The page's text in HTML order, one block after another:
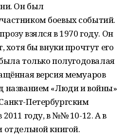
Он был
боевых событий.
взялся в 1970 году. Он
хотя бы внуки прочтут его
только полугодовалая
версия мемуаров
названием «Люди и войны»
Петербургским
году, в №№ 10-12. А в
книгой.